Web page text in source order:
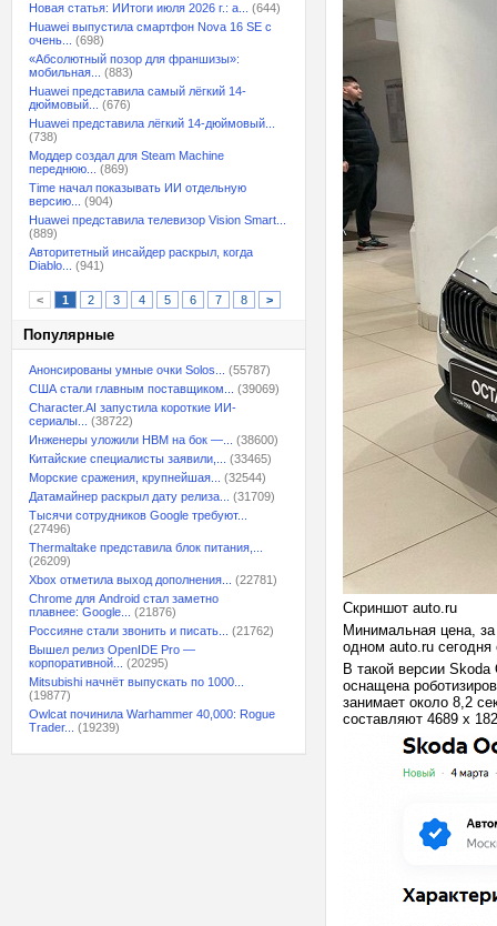
Новая статья: ИИтоги июля 2026 г.: а...
(644)
Huawei выпустила смартфон Nova 16 SE с
очень...
(698)
«Абсолютный позор для франшизы»:
мобильная...
(883)
Huawei представила самый лёгкий 14-
дюймовый...
(676)
Huawei представила лёгкий 14-дюймовый...
(738)
Моддер создал для Steam Machine
переднюю...
(869)
Time начал показывать ИИ отдельную
версию...
(904)
Huawei представила телевизор Vision Smart...
(889)
Авторитетный инсайдер раскрыл, когда
Diablo...
(941)
< 1 2 3 4 5 6 7 8 >
Популярные
Анонсированы умные очки Solos...
(55787)
США стали главным поставщиком...
(39069)
Character.AI запустила короткие ИИ-
сериалы...
(38722)
Инженеры уложили HBM на бок —...
(38600)
Китайские специалисты заявили,...
(33465)
Морские сражения, крупнейшая...
(32544)
Датамайнер раскрыл дату релиза...
(31709)
Тысячи сотрудников Google требуют...
(27496)
Thermaltake представила блок питания,...
(26209)
Xbox отметила выход дополнения...
(22781)
Chrome для Android стал заметно
плавнее: Google...
(21876)
Россияне стали звонить и писать...
(21762)
Вышел релиз OpenIDE Pro —
корпоративной...
(20295)
Mitsubishi начнёт выпускать по 1000...
(19877)
Owlcat починила Warhammer 40,000: Rogue
Trader...
(19239)
Скриншот auto.ru
Минимальная цена,
одном auto.ru
В такой версии
оснащена
занимает около 8,2
составляют 4689 х